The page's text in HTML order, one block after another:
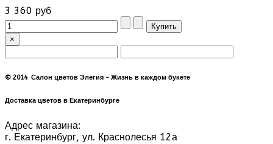
3 360 руб
×
© 2014 Салон цветов Элегия - Жизнь в каждом букете
Доставка цветов в Екатеринбурге
Адрес магазина:
г. Екатеринбург, ул. Краснолесья 12а